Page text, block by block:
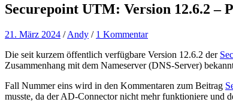
Securepoint UTM: Version 12.6.2 –
21. März 2024 /Andy / 1 Kommentar
Die seit kurzem öffentlich verfügbare Version 12.6.2 der
Zusammenhang mit dem Nameserver (DNS-Server)
Fall Nummer eins wird in den Kommentaren zum Beitrag
musste, da der AD-Connector nicht mehr funktioniere und